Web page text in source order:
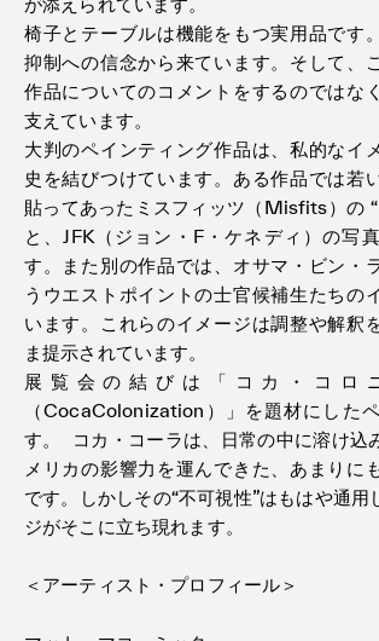
椅子とテーブルは機能をもつ実用品です
抑制への信念から来ています。そして、
作品についてのコメントをするのではな
支えています。
大判のペインティング作品は、私的なイ
史を結びつけています。ある作品では若
貼ってあったミスフィッツ（Misfits）の
と、JFK（ジョン・F・ケネディ）の写
す。また別の作品では、オサマ・ビン・
うウエストポイントの士官候補生たちの
います。これらのイメージは調整や解釈
ま提示されています。
展覧会の結びは「コカ・コロ
（CocaColonization）」を題材にした
す。 コカ・コーラは、日常の中に溶け込
メリカの影響力を運んできた、あまりに
です。しかしその“不可視性”はもはや通用
ジがそこに立ち現れます。
＜アーティスト・プロフィール＞